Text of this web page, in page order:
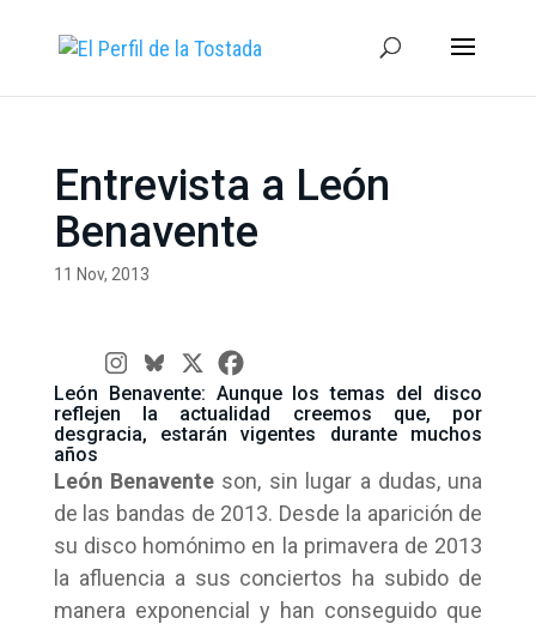
Entrevista a León
Benavente
11 Nov, 2013
León Benavente: Aunque los temas del disco
reflejen la actualidad creemos que, por
desgracia, estarán vigentes durante muchos
años
León Benavente son, sin lugar a dudas, una
de las bandas de 2013. Desde la aparición de
su disco homónimo en la primavera de 2013
la afluencia a sus conciertos ha subido de
manera exponencial y han conseguido que